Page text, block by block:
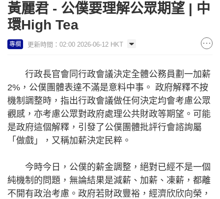
黃麗君 - 公僕要理解公眾期望 | 中
環High Tea
專欄 更新時間：02:00 2026-06-12 HKT
行政長官會同行政會議決定全體公務員劃一加薪
2%，公僕團體表達不滿是意料中事。 政府解釋不按
機制調整時，指出行政會議做任何決定均會考慮公眾
觀感，亦考慮公眾對政府處理公共財政等期望。可能
是政府這個解釋，引發了公僕團體批評行會諮詢屬
「做戲」，又稱加薪決定民粹。
今時今日，公僕的薪金調整，絕對已經不是一個
純機制的問題，無論結果是減薪、加薪、凍薪，都離
不開有政治考慮。政府若財政豐裕，經濟欣欣向榮，